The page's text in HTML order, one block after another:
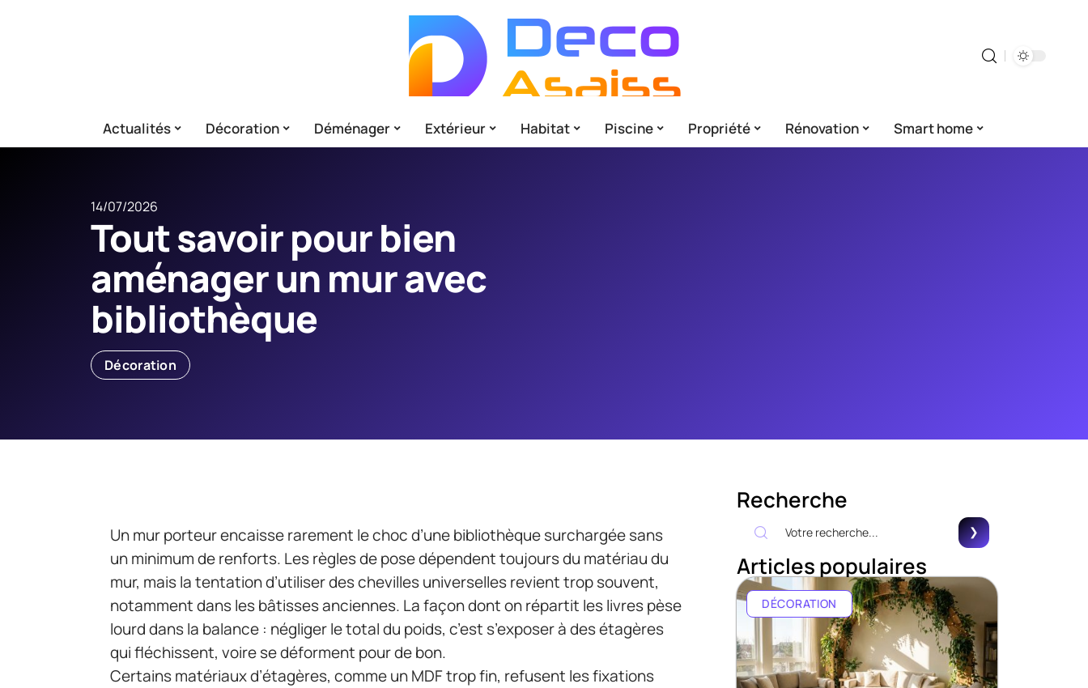
Actualités Décoration Déménager Extérieur Habitat Piscine Propriété Rénovation Smart home
14/07/2026
Tout savoir pour bien
aménager un mur avec
bibliothèque
Décoration
Un mur porteur encaisse rarement le choc d’une bibliothèque surchargée sans
un minimum de renforts. Les règles de pose dépendent toujours du matériau du
mur, mais la tentation d’utiliser des chevilles universelles revient trop souvent,
notamment dans les bâtisses anciennes. La façon dont on répartit les livres pèse
lourd dans la balance : négliger le total du poids, c’est s’exposer à des étagères
qui fléchissent, voire se déforment pour de bon.
Certains matériaux d’étagères, comme un MDF trop fin, refusent les fixations
Recherche
Articles populaires
DÉCORATION